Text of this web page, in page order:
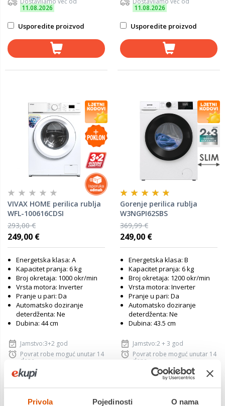
Privola Pojedinosti O nama
11.08.2026
Usporedite proizvod
11.08.2026
Usporedite proizvod
VIVAX HOME perilica rublja
WFL-100616CDSI
293,00 €
249,00 €
Energetska klasa: A
Kapacitet pranja: 6 kg
Broj okretaja: 1000 okr/min
Vrsta motora: Inverter
Pranje u pari: Da
Automatsko doziranje
deterdženta: Ne
Dubina: 44 cm
Jamstvo:3+2 god
Povrat robe moguć unutar 14
dana
Dostavljamo već od
11.08.2026
Gorenje perilica rublja
W3NGPI62SBS
369,99 €
249,00 €
Energetska klasa: B
Kapacitet pranja: 6 kg
Broj okretaja: 1200 okr/min
Vrsta motora: Inverter
Pranje u pari: Da
Automatsko doziranje
deterdženta: Ne
Dubina: 43.5 cm
Jamstvo:2 + 3 god
Povrat robe moguć unutar 14
dana
Dostavljamo već od
11.08.2026